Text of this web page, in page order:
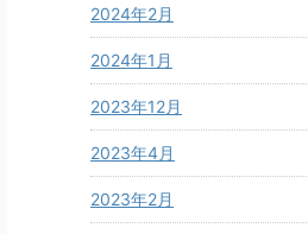
2024年2月
2024年1月
2023年12月
2023年4月
2023年2月